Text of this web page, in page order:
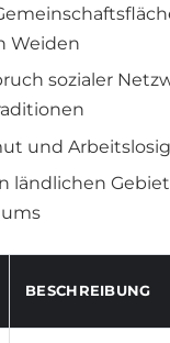
Weiden
sozialer
und
ländlichen
BESCHREIBUNG